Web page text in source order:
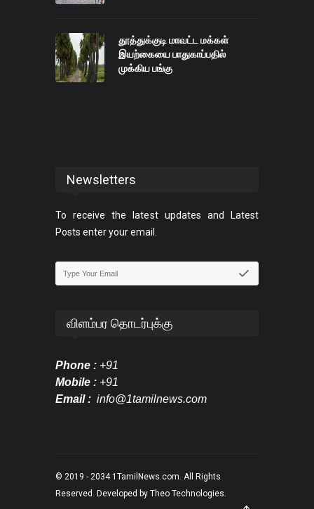
தூத்துக்குடி மாவட்ட மக்கள்
இயற்கையை பாதுகாப்பதில்
முக்கிய பங்கு
Newsletters
To receive the latest updates and Latest
Posts enter your email.
விளம்பர தொடர்புக்கு
Phone : +91
Mobile : +91
Email : info@1tamilnews.com
© 2019 - 2034 1TamilNews.com. All Rights
Reserved. Developed by Theo Technologies.